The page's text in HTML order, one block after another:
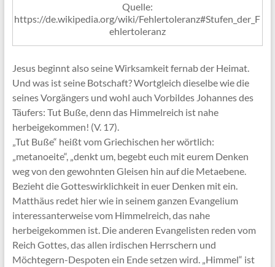
Quelle:
https://de.wikipedia.org/wiki/Fehlertoleranz#Stufen_der_F
ehlertoleranz
Jesus beginnt also seine Wirksamkeit fernab der Heimat.
Und was ist seine Botschaft? Wortgleich dieselbe wie die
seines Vorgängers und wohl auch Vorbildes Johannes des
Täufers: Tut Buße, denn das Himmelreich ist nahe
herbeigekommen! (V. 17).
„Tut Buße“ heißt vom Griechischen her wörtlich:
„metanoeite“, „denkt um, begebt euch mit eurem Denken
weg von den gewohnten Gleisen hin auf die Metaebene.
Bezieht die Gotteswirklichkeit in euer Denken mit ein.
Matthäus redet hier wie in seinem ganzen Evangelium
interessanterweise vom Himmelreich, das nahe
herbeigekommen ist. Die anderen Evangelisten reden vom
Reich Gottes, das allen irdischen Herrschern und
Möchtegern-Despoten ein Ende setzen wird. „Himmel“ ist